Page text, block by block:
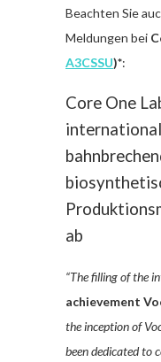
Beachten Sie
Meldungen bei
A3CSSU)*:
Core One
ab
“The filling of the
achievement
the inception of
been dedicated to